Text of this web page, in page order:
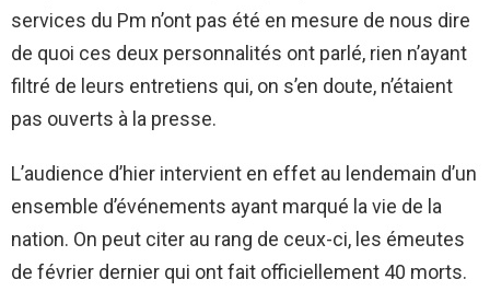
services du Pm n’ont pas été en mesure de nous dire
de quoi ces deux personnalités ont parlé, rien n’ayant
filtré de leurs entretiens qui, on s’en doute, n’étaient
pas ouverts à la presse.
L’audience d’hier intervient en effet au lendemain d’un
ensemble d’événements ayant marqué la vie de la
nation. On peut citer au rang de ceux-ci, les émeutes
de février dernier qui ont fait officiellement 40 morts.